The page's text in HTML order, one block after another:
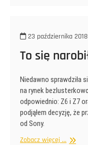
23 października 2018
To się
Niedawno sprawdziła
na rynek
odpowiednio: Z6 i Z7
podjąłem decyzję, że
od Sony.
Zobacz więcej ... To